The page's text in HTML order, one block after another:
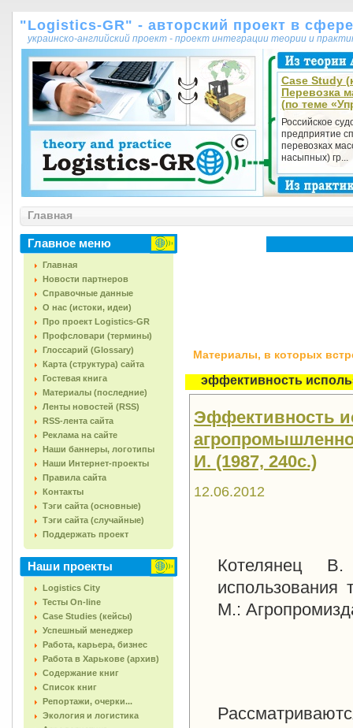
"Logistics-GR" - авторский проект в
украинско-английский проект - проект интеграции теории и
Case Study
Перевозка
(по теме
Российское
предприятие
перевозках
насыпных) гр...
Главная
Главное меню
Главная
Новости партнеров
Справочные данные
О нас (истоки, идеи)
Про проект Logistics-GR
Профсловари (термины)
Глоссарий (Glossary)
Карта (структура) сайта
Гостевая книга
Материалы (последние)
Ленты новостей (RSS)
RSS-лента сайта
Реклама на сайте
Наши баннеры, логотипы
Наши Интернет-проекты
Правила сайта
Контакты
Тэги сайта (основные)
Тэги сайта (случайные)
Поддержать проект
Наши проекты
Logistics City
Тесты On-line
Case Studies (кейсы)
Успешный менеджер
Работа, карьера, бизнес
Работа в Харькове (архив)
Содержание книг
Список книг
Репортажи, очерки...
Экология и логистика
Материалы, в которых
эффективность
Эффективность
И. (1987, 240с.)
12.06.2012
Котелянец
М.: